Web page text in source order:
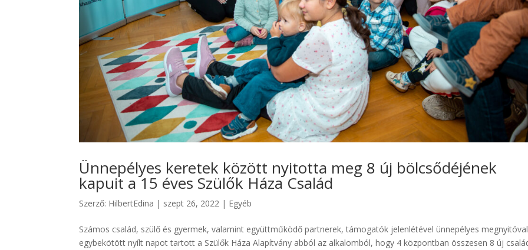
Ünnepélyes keretek között nyitotta meg 8 új bölcsődéjének
kapuit a 15 éves Szülők Háza Család
Szerző: HilbertEdina | szept 26, 2022 | Egyéb
Számos család, szülő és gyermek, valamint együttműködő partnerek, támogatók jelenlétével ünnepélyes megnyitóval
egybekötött nyílt napot tartott a Szülők Háza Alapítvány abból az alkalomból, hogy 4 központban összesen 8 új